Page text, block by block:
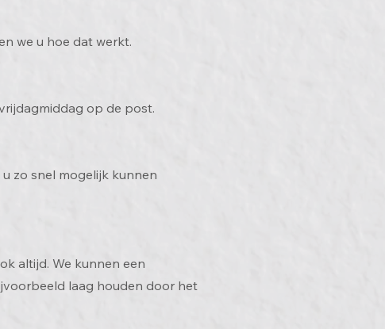
we u hoe dat werkt.
op de post.
zo snel mogelijk kunnen
altijd. We kunnen een
laag houden door het